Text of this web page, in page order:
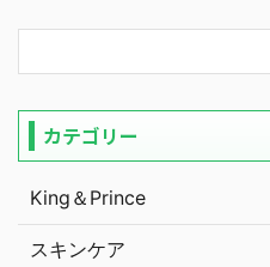
カテゴリー
King＆Prince
スキンケア